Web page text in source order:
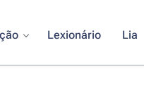
Lexionário Lia